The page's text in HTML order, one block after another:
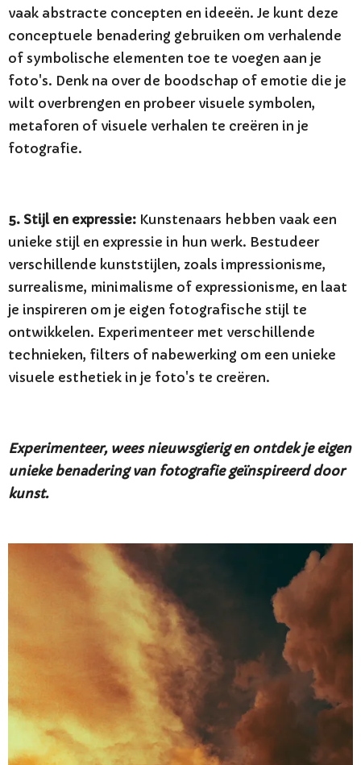
vaak abstracte concepten en ideeën. Je kunt deze
conceptuele benadering gebruiken om verhalende
of symbolische elementen toe te voegen aan je
foto's. Denk na over de boodschap of emotie die je
wilt overbrengen en probeer visuele symbolen,
metaforen of visuele verhalen te creëren in je
fotografie.
5. Stijl en expressie: Kunstenaars hebben vaak een
unieke stijl en expressie in hun werk. Bestudeer
verschillende kunststijlen, zoals impressionisme,
surrealisme, minimalisme of expressionisme, en laat
je inspireren om je eigen fotografische stijl te
ontwikkelen. Experimenteer met verschillende
technieken, filters of nabewerking om een unieke
visuele esthetiek in je foto's te creëren.
Experimenteer, wees nieuwsgierig en ontdek je eigen
unieke benadering van fotografie geïnspireerd door
kunst.